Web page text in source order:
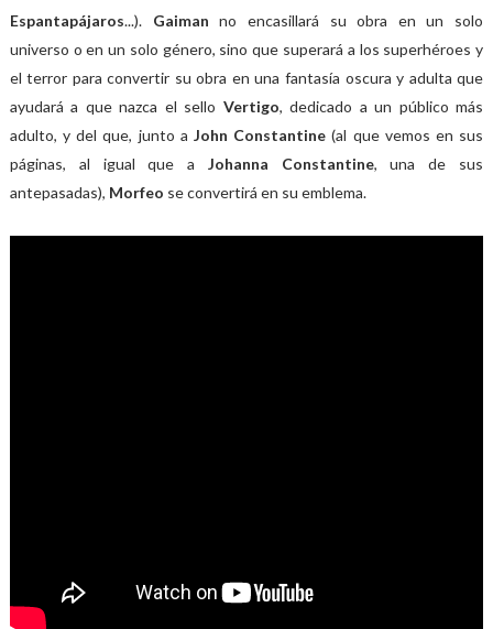
Espantapájaros...). Gaimanno encasillará su obra en un solo
universo o en un solo género, sino que superará a los superhéroes y
el terror para convertir su obra en una fantasía oscura y adulta que
ayudará a que nazca el sello Vertigo, dedicado a un público más
adulto, y del que, junto a John Constantine (al que vemos en sus
páginas, al igual que a Johanna Constantine, una de sus
antepasadas), Morfeo se convertirá en su emblema.